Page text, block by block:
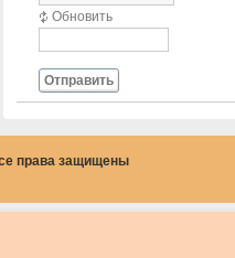
Обновить
Отправить
права защищены